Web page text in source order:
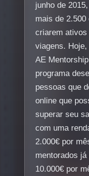
junho de
mais de 2.500
criarem
viagens.
AE
programa
pessoas que
online que
superar seu
com uma
2.000€ por
mentorados
10.000€ por